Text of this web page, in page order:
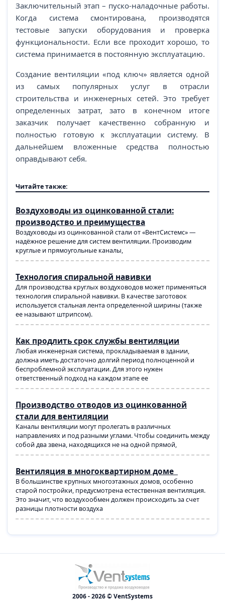
Заключительный этап – пуско-наладочные работы.
Когда система смонтирована, производятся
тестовые запуски оборудования и проверка
функциональности. Если все проходит хорошо, то
система принимается в постоянную эксплуатацию.
Создание вентиляции «под ключ» является одной
из самых популярных услуг в отрасли
строительства и инженерных сетей. Это требует
определенных затрат, зато в конечном итоге
заказчик получает качественно собранную и
полностью готовую к эксплуатации систему. В
дальнейшем вложенные средства полностью
оправдывают себя.
Читайте также:
Воздуховоды из оцинкованной стали:
производство и преимущества
Воздуховоды из оцинкованной стали от «ВентСистемс» —
надёжное решение для систем вентиляции. Производим
круглые и прямоугольные каналы,
Технология спиральной навивки
Для производства круглых воздуховодов может применяться
технология спиральной навивки. В качестве заготовок
используется стальная лента определенной ширины (также
ее называют штрипсом).
Как продлить срок службы вентиляции
Любая инженерная система, прокладываемая в здании,
должна иметь достаточно долгий период полноценной и
беспроблемной эксплуатации. Для этого нужен
ответственный подход на каждом этапе ее
Производство отводов из оцинкованной
стали для вентиляции
Каналы вентиляции могут пролегать в различных
направлениях и под разными углами. Чтобы соединить между
собой два звена, находящихся не на одной прямой,
Вентиляция в многоквартирном доме
В большинстве крупных многоэтажных домов, особенно
старой постройки, предусмотрена естественная вентиляция.
Это значит, что воздухообмен должен происходить за счет
разницы плотности воздуха
2006 - 2026 © VentSystems